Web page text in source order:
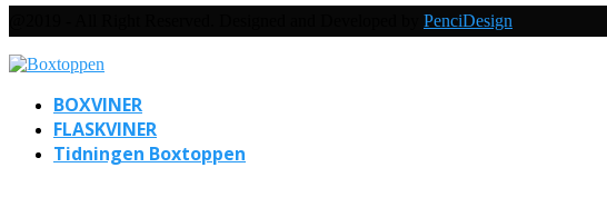
PenciDesign
BOXVINER
FLASKVINER
Tidningen Boxtoppen